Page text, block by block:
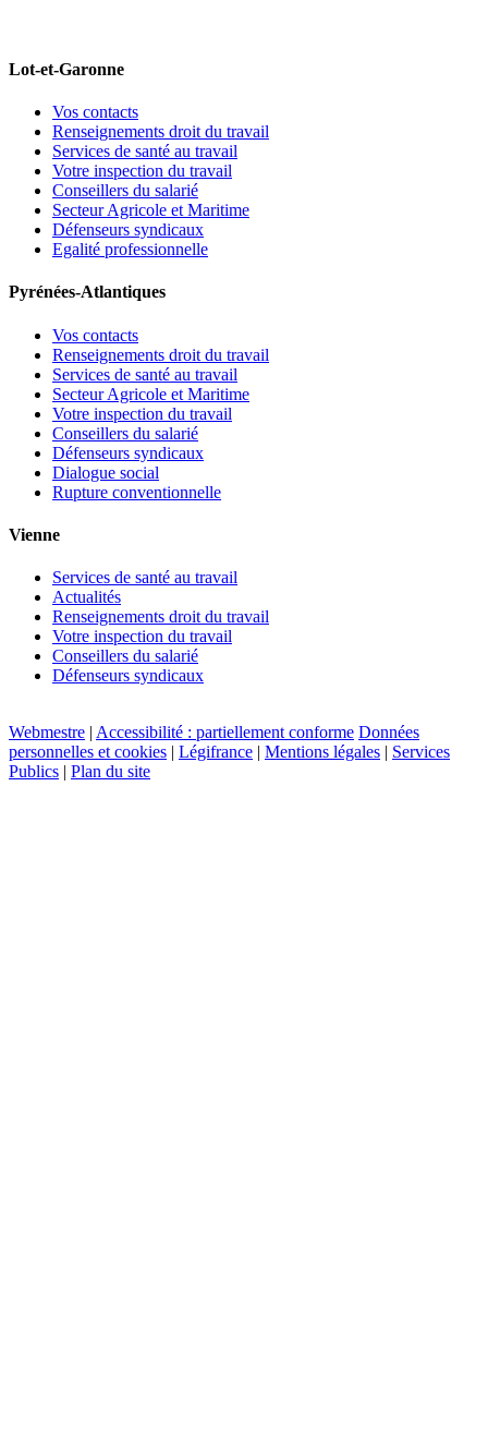
Lot-et-Garonne
Vos contacts
Renseignements droit du travail
Services de santé au travail
Votre inspection du travail
Conseillers du salarié
Secteur Agricole et Maritime
Défenseurs syndicaux
Egalité professionnelle
Pyrénées-Atlantiques
Vos contacts
Renseignements droit du travail
Services de santé au travail
Secteur Agricole et Maritime
Votre inspection du travail
Conseillers du salarié
Défenseurs syndicaux
Dialogue social
Rupture conventionnelle
Vienne
Services de santé au travail
Actualités
Renseignements droit du travail
Votre inspection du travail
Conseillers du salarié
Défenseurs syndicaux
Webmestre | Accessibilité : partiellement conforme Données
personnelles et cookies | Légifrance | Mentions légales | Services
Publics | Plan du site